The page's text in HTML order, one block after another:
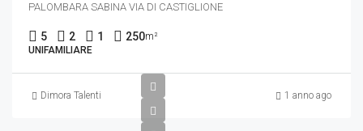
PALOMBARA SABINA VIA DI CASTIGLIONE
5 2 1 250m²
UNIFAMILIARE
Dimora Talenti 1 anno ago